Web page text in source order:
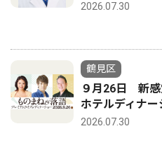
2026.07.30
鶴見区
９月26日 新
ホテルディナー
2026.07.30